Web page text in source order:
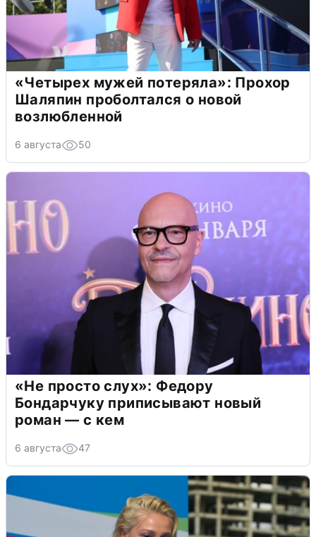
«Четырех мужей потеряла»: Прохор
Шаляпин проболтался о новой
возлюбленной
6 августа 50
«Не просто слух»: Федору
Бондарчуку приписывают новый
роман — с кем
6 августа 47